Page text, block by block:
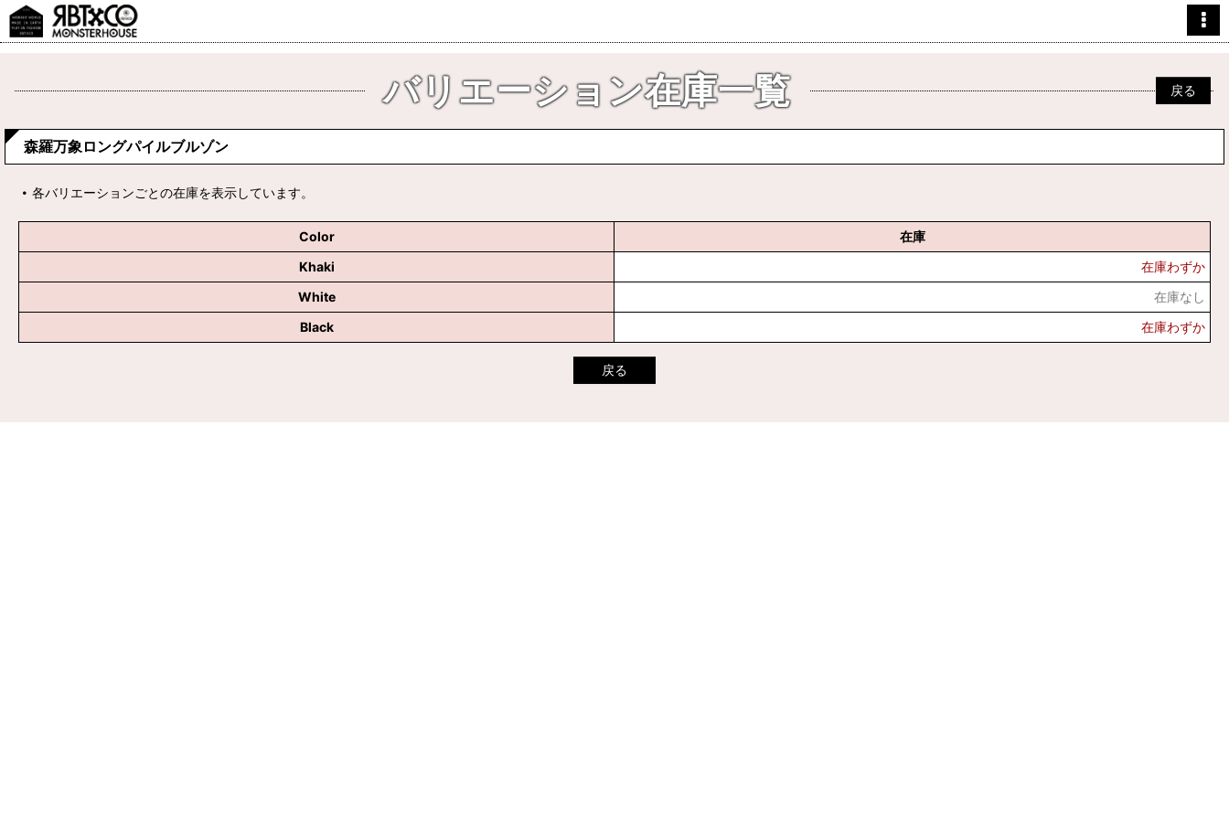
バリエーション在庫一覧 戻る
森羅万象ロングパイルブルゾン
各バリエーションごとの在庫を表示しています。
Color
在庫
Khaki
在庫わずか
White
在庫なし
Black
在庫わずか
戻る